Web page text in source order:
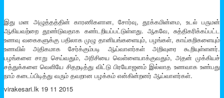
இது மன அழுத்தத்தின் காரணிகளான, சோர்வு, தூக்கமின்மை, உடல் பருமன்
ஆகியவற்றை தூண்டுவதாக கண்டறியப்பட்டுள்ளது. ஆகவே, சுத்திகரிக்கப்பட்ட
உணவு வகைகளுக்கு பதிலாக முழு தானியங்களையும், பழங்கள், காய்கறிகளையும்
உணவில் அதிகமாக சேர்க்கும்படி ஆய்வாளர்கள் அறிவுரை கூறியுள்ளனர்.
பழங்களை சாறு செய்வதும், அரிசியை வெள்ளையாக்குவதும், அதன் முக்கியச்
சத்துக்களை வெளியே சிதறடித்து விட்டு பிரயோஜனம் இல்லாத உணவாக உண்பது
நாம் கடைப்பிடித்து வரும் தவறான பழக்கம் என்கின்றனர் ஆய்வாளர்கள்.
virakesari.lk 19 11 2015